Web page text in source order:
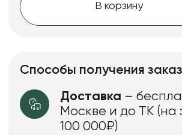
В корзину
Способы получения
Доставка –
Москве и до ТК (на
100 000₽)